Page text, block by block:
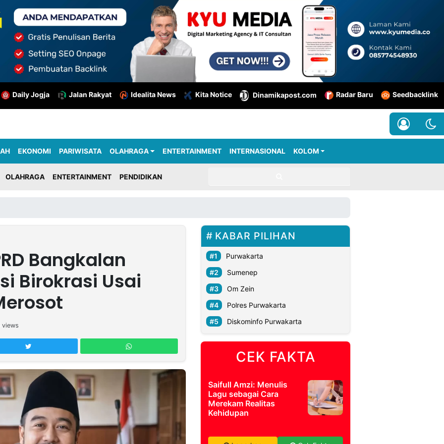
Daily Jogja Jalan Rakyat Idealita News Kita Notice Dinamikapost.com Radar Baru Seedbacklink
EKONOMI PARIWISATA OLAHRAGA ENTERTAINMENT INTERNASIONAL KOLOM
OLAHRAGA ENTERTAINMENT PENDIDIKAN
Bangkalan
Birokrasi Usai
views
KABAR PILIHAN
Purwakarta
Sumenep
Om Zein
Polres Purwakarta
Diskominfo Purwakarta
CEK FAKTA
Saifull Amzi: Menulis
Lagu sebagai Cara
Merekam Realitas
Kehidupan